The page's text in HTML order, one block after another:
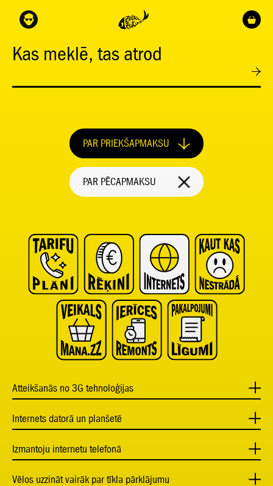
Kas meklē, tas atrod
PAR PRIEKŠAPMAKSU
PAR PĒCAPMAKSU
Atteikšanās no 3G tehnoloģijas
Internets datorā un planšetē
Izmantoju internetu telefonā
Vēlos uzzināt vairāk par tīkla pārklājumu